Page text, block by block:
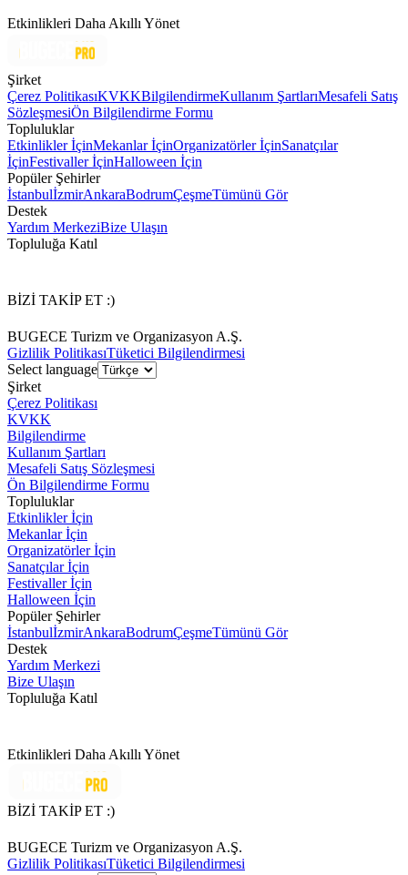
Etkinlikleri Daha Akıllı Yönet
Şirket
Çerez PolitikasıKVKKBilgilendirmeKullanım ŞartlarıMesafeli Satış
SözleşmesiÖn Bilgilendirme Formu
Topluluklar
Etkinlikler İçinMekanlar İçinOrganizatörler İçinSanatçılar
İçinFestivaller İçinHalloween İçin
Popüler Şehirler
İstanbulİzmirAnkaraBodrumÇeşmeTümünü Gör
Destek
Yardım MerkeziBize Ulaşın
Topluluğa Katıl
BİZİ TAKİP ET :)
BUGECE Turizm ve Organizasyon A.Ş.
Gizlilik PolitikasıTüketici Bilgilendirmesi
Select language
Şirket
Çerez Politikası
KVKK
Bilgilendirme
Kullanım Şartları
Mesafeli Satış Sözleşmesi
Ön Bilgilendirme Formu
Topluluklar
Etkinlikler İçin
Mekanlar İçin
Organizatörler İçin
Sanatçılar İçin
Festivaller İçin
Halloween İçin
Popüler Şehirler
İstanbulİzmirAnkaraBodrumÇeşmeTümünü Gör
Destek
Yardım Merkezi
Bize Ulaşın
Topluluğa Katıl
Etkinlikleri Daha Akıllı Yönet
BİZİ TAKİP ET :)
BUGECE Turizm ve Organizasyon A.Ş.
Gizlilik PolitikasıTüketici Bilgilendirmesi